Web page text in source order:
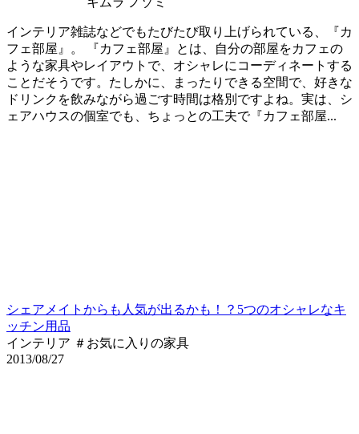
インテリア雑誌などでもたびたび取り上げられている、『カ
フェ部屋』。 『カフェ部屋』とは、自分の部屋をカフェの
ような家具やレイアウトで、オシャレにコーディネートする
ことだそうです。たしかに、まったりできる空間で、好きな
ドリンクを飲みながら過ごす時間は格別ですよね。実は、シ
ェアハウスの個室でも、ちょっとの工夫で『カフェ部屋...
シェアメイトからも人気が出るかも！？5つのオシャレなキ
ッチン用品
インテリア ＃お気に入りの家具
2013/08/27